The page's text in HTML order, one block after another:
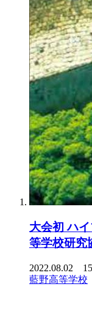
大会初 ハ
等学校研究
2022.08.02
藍野高等学校